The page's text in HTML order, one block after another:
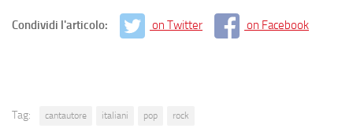
Condividi l'articolo: on Twitter on Facebook
Tag: cantautore italiani pop rock